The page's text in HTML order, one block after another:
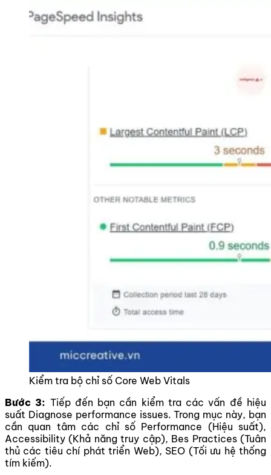
Kiểm tra bộ chỉ số Core Web Vitals
Bước 3: Tiếp đến bạn cần kiểm tra các vấn đề hiệu
suất Diagnose performance issues. Trong mục này, bạn
cần quan tâm các chỉ số Performance (Hiệu suất),
Accessibility (Khả năng truy cập), Bes Practices (Tuân
thủ các tiêu chí phát triển Web), SEO (Tối ưu hệ thống
tím kiếm).